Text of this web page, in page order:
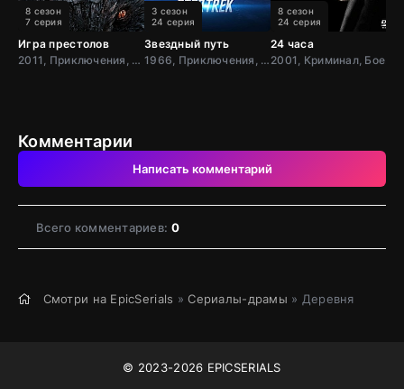
Игра престолов
2011, Приключения, Фэнтези, Блокбастер, Мистический, Боевик, Зарубежный, Мелодрама, Драма, США,
8 сезон
7 серия
Звездный путь
1966, Приключения, Фантастика, Боевик, США
3 сезон
24 серия
24 часа
8 сезон
24 серия
Комментарии
Написать комментарий
Всего комментариев: 0
Смотри на EpicSerials »Сериалы-драмы » Деревня
© 2023-2026 EPICSERIALS